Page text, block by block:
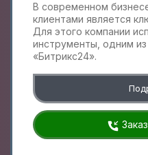
В современном
клиентами является
Для этого компании
инструменты, одним
«Битрикс24».